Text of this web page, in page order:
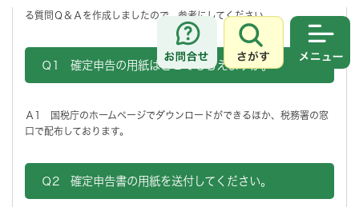
お問合せ
さがす
る質問Ｑ＆Ａを作成しましたので、参考にしてください。
Ｑ1 確定申告の用紙はどこでもらえますか。
Ａ1 国税庁のホームページでダウンロードができるほか、税務署の窓
口で配布しております。
Ｑ2 確定申告書の用紙を送付してください。